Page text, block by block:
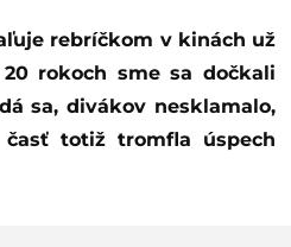
rebríčkom v kinách už
rokoch sme sa dočkali
sa, divákov nesklamalo,
časť totiž tromfla úspech